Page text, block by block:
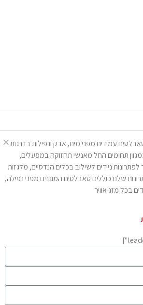
עמידים מפני מים, אבק ונפילות בדרגות
תחומים החל מאנשי תחזוקה במפעלים,
ניידים לשילוב בכלים הנדסיים, מלגזות
שלנו כוללים טאבלטים המוגנים מפני נפילה,
בכל מזג אוויר